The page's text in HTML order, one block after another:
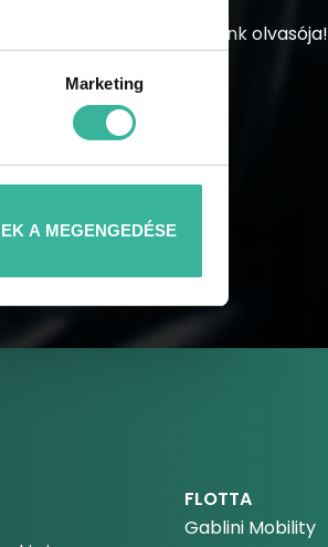
Marketing
A MEGENGEDÉSE
és legyen hírlevelünk olvasója!
FLOTTA
Gablini Mobility